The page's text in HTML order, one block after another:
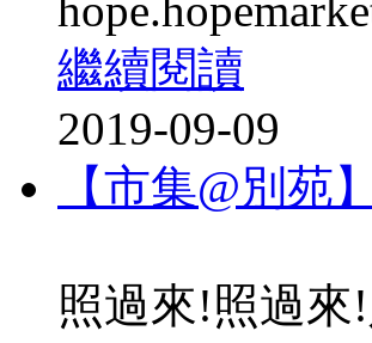
繼續閱讀
2019-09-09
【市集@別苑
照過來!照過來